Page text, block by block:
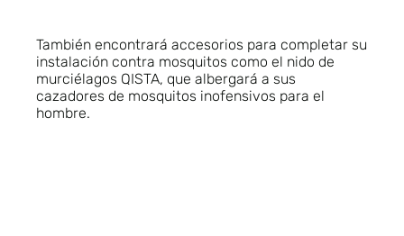
También encontrará accesorios para completar su
instalación contra mosquitos como el nido de
murciélagos QISTA, que albergará a sus
cazadores de mosquitos inofensivos para el
hombre.